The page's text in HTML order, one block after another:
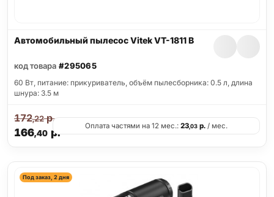
Автомобильный пылесос Vitek VT-1811 B
код товара #295065
60 Вт, питание: прикуриватель, объём пылесборника: 0.5 л, длина
шнура: 3.5 м
166,40р.
172,22р.
Оплата частями на 12 мес.: 23,03 р. / мес.
Под заказ, 2 дня